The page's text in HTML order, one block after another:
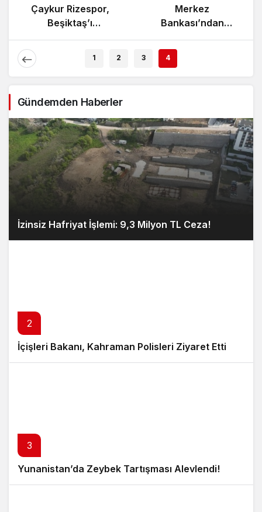
Yunanistan’da
Zeybek Tartışması
Alevlendi!
Çaykur Rizespor,
Beşiktaş’ı
Ağırlıyor!
1 2 3 4
Gündemden Haberler
İzinsiz Hafriyat İşlemi: 9,3 Milyon TL Ceza!
2
İçişleri Bakanı, Kahraman Polisleri Ziyaret Etti
3
Yunanistan’da Zeybek Tartışması Alevlendi!